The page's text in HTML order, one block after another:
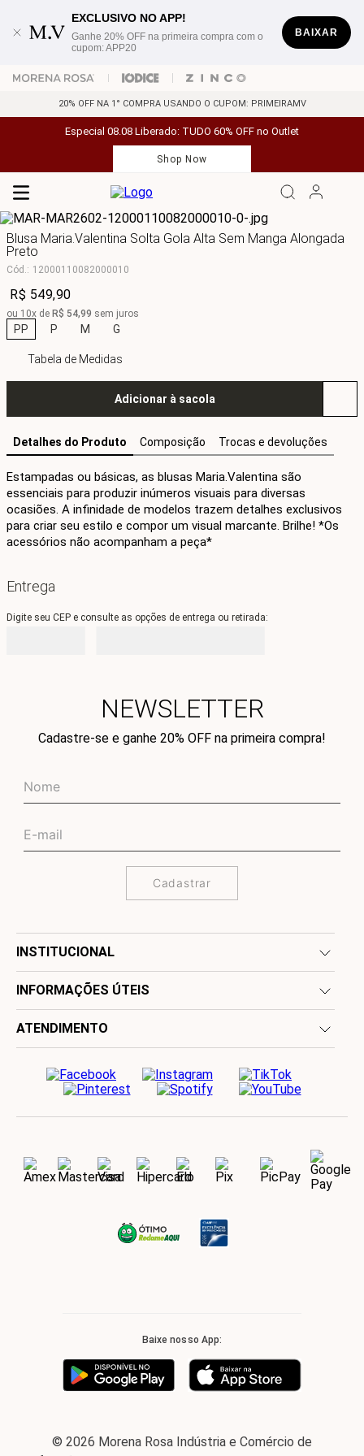
EXCLUSIVO NO APP!
Ganhe 20% OFF na primeira compra com o
cupom: APP20
BAIXAR
20% OFF NA 1° COMPRA USANDO O CUPOM: PRIMEIRAMV
Especial 08.08 Liberado: TUDO 60% OFF no Outlet
Shop Now
Blusa Maria.Valentina Solta Gola Alta Sem Manga Alongada
Preto
Cód.: 12000110082000010
R$ 549,90
ou 10x de R$ 54,99 sem juros
PP P M G
Tabela de Medidas
Adicionar à sacola
Detalhes do Produto Composição Trocas e devoluções
Estampadas ou básicas, as blusas Maria.Valentina são
essenciais para produzir inúmeros visuais para diversas
ocasiões. A infinidade de modelos trazem detalhes exclusivos
para criar seu estilo e compor um visual marcante. Brilhe! *Os
acessórios não acompanham a peça*
Entrega
Digite seu CEP e consulte as opções de entrega ou retirada:
NEWSLETTER
Cadastre-se e ganhe 20% OFF na primeira compra!
Cadastrar
INSTITUCIONAL
INFORMAÇÕES ÚTEIS
ATENDIMENTO
Baixe nosso App:
© 2026 Morena Rosa Indústria e Comércio de